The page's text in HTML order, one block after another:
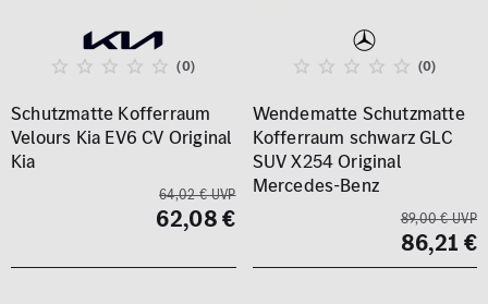
(0)
Schutzmatte Kofferraum
Velours Kia EV6 CV Original
Kia
64,02 € UVP
62,08 €
(0)
Wendematte Schutzmatte
Kofferraum schwarz GLC
SUV X254 Original
Mercedes-Benz
89,00 € UVP
86,21 €